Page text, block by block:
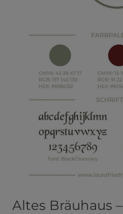
Altes Bräuhaus